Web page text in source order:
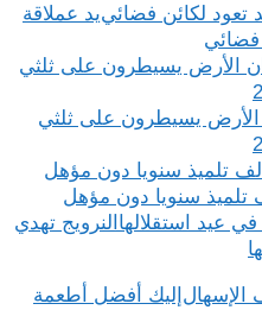
يد عملاقة
فضائي
يسيطرون على ثلثي
النرويج تهدي
إليك أفضل أطعمة